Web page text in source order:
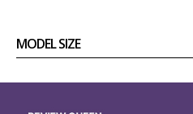
MODEL SIZE